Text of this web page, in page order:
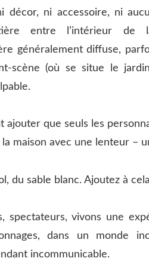
décor, ni accessoire, ni
entre l’intérieur de
généralement diffuse,
scène (où se situe le
ajouter que seuls les
la maison avec une lenteur –
du sable blanc. Ajoutez à
spectateurs, vivons une
dans un monde
incommunicable.